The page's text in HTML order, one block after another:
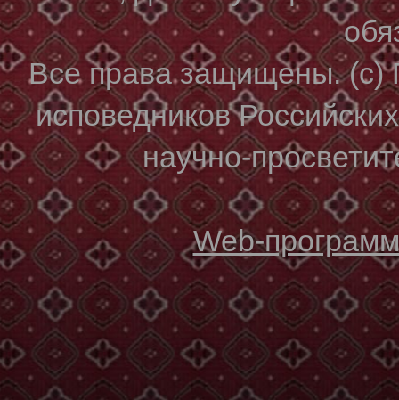
Все права защищены. (с)
исповедников
научно-
Web-